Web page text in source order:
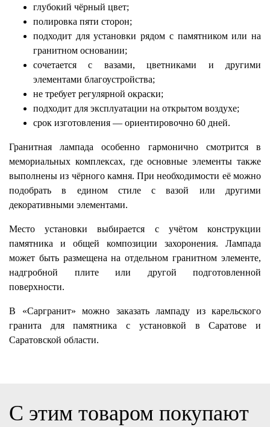
глубокий чёрный цвет;
полировка пяти сторон;
подходит для установки рядом с памятником или на
гранитном основании;
сочетается с вазами, цветниками и другими
элементами благоустройства;
не требует регулярной окраски;
подходит для эксплуатации на открытом воздухе;
срок изготовления — ориентировочно 60 дней.
Гранитная лампада особенно гармонично смотрится в
мемориальных комплексах, где основные элементы также
выполнены из чёрного камня. При необходимости её можно
подобрать в едином стиле с вазой или другими
декоративными элементами.
Место установки выбирается с учётом конструкции
памятника и общей композиции захоронения. Лампада
может быть размещена на отдельном гранитном элементе,
надгробной плите или другой подготовленной
поверхности.
В «Саргранит» можно заказать лампаду из карельского
гранита для памятника с установкой в Саратове и
Саратовской области.
С этим товаром покупают